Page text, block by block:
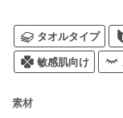
タオルタイプ
敏感肌向け
素材